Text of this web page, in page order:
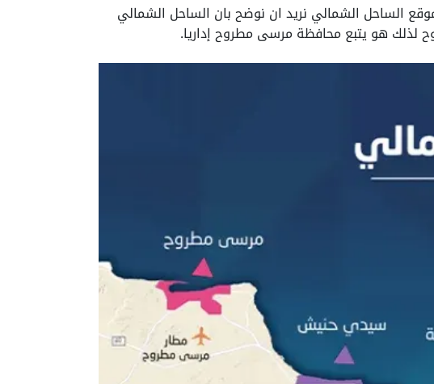
الساحل الشمالي نريد ان نوضح بان الساحل الشمالي